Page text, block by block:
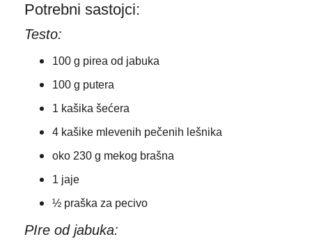
Potrebni sastojci:
Testo:
100 g pirea od jabuka
100 g putera
1 kašika šećera
4 kašike mlevenih pečenih lešnika
oko 230 g mekog brašna
1 jaje
½ praška za pecivo
PIre od jabuka: